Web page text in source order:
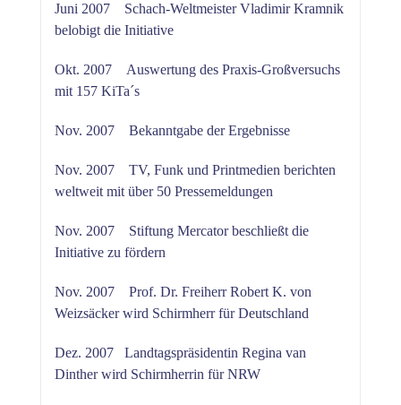
Juni 2007 Schach-Weltmeister Vladimir Kramnik
belobigt die Initiative
Okt. 2007 Auswertung des Praxis-Großversuchs
mit 157 KiTa´s
Nov. 2007 Bekanntgabe der Ergebnisse
Nov. 2007 TV, Funk und Printmedien berichten
weltweit mit über 50 Pressemeldungen
Nov. 2007 Stiftung Mercator beschließt die
Initiative zu fördern
Nov. 2007 Prof. Dr. Freiherr Robert K. von
Weizsäcker wird Schirmherr für Deutschland
Dez. 2007 Landtagspräsidentin Regina van
Dinther wird Schirmherrin für NRW